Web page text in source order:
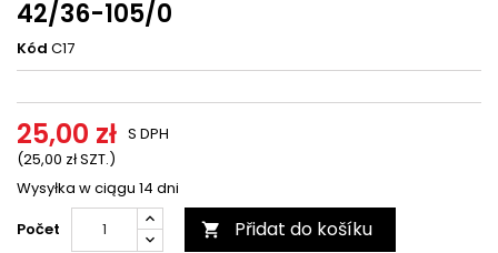
42/36-105/0
Kód C17
25,00 zł
(25,00 zł SZT.)
S DPH
Wysyłka w ciągu 14 dni
Počet
 Přidat do košíku